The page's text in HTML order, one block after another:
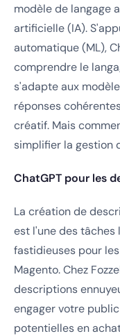
modèle de langage
artificielle (IA).
automatique (ML),
comprendre le
s'adapte aux
réponses
créatif. Mais
simplifier la gestion
ChatGPT pour les
La création de
est l'une des
fastidieuses pour
Magento. Chez
descriptions
engager votre
potentielles en